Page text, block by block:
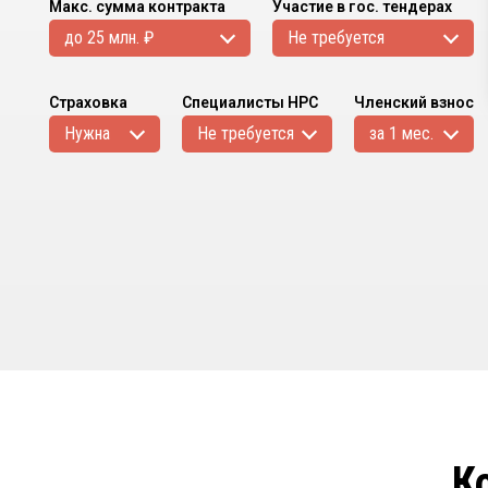
Макс. сумма контракта
до 25 млн. ₽
Участие в гос. тендерах
Не требуется
Страховка
Нужна
Специалисты НРС
Не требуется
Членский взнос
за 1 мес.